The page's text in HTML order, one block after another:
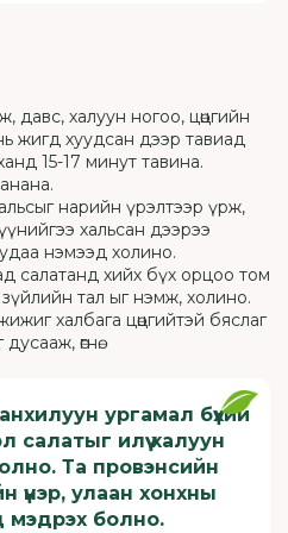
давс, халуун ногоо, цөцгийн
жигд хуудсан дээр тавиад
15-17 минут тавина.
нарийн үрэлтээр үрж,
хальсан дээрээ
нэмээд холино.
салатанд хийх бүх орцоо том
тал ыг нэмж, холино.
халбага цөцгийтэй бяслаг
өгнө.
ургамал бүхий
салатыг илүү халуун
Та провэнсийн
үнэр, улаан хонхны
мэдрэх болно.